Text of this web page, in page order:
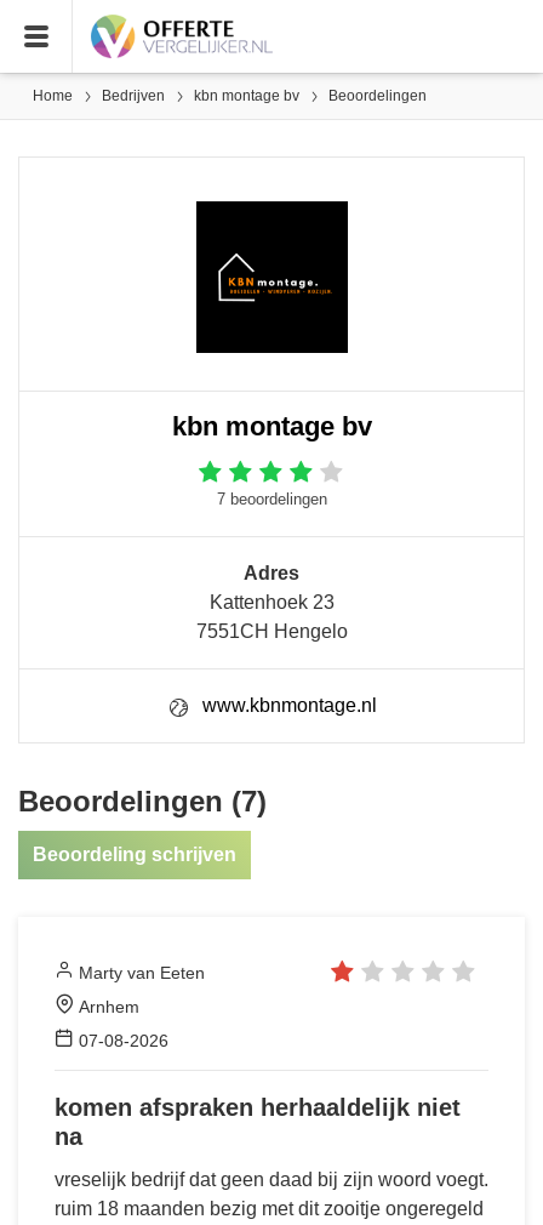
Home Bedrijven kbn montage bv Beoordelingen
kbn montage bv
7 beoordelingen
Adres
Kattenhoek 23
7551CH Hengelo
www.kbnmontage.nl
Beoordelingen (7)
Beoordeling schrijven
Marty van Eeten
Arnhem
07-08-2026
komen afspraken herhaaldelijk niet
na
vreselijk bedrijf dat geen daad bij zijn woord voegt.
ruim 18 maanden bezig met dit zooitje ongeregeld